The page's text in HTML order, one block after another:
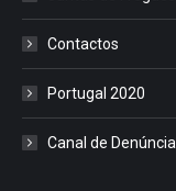
Contactos
Portugal 2020
Canal de